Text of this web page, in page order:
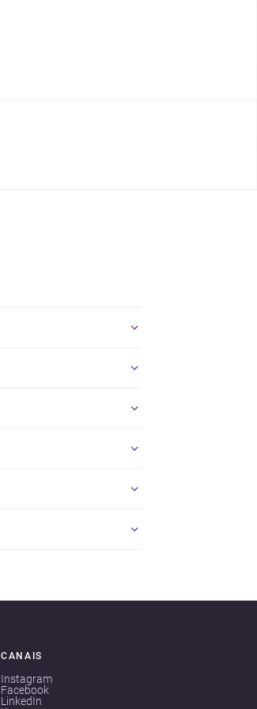
CANAIS
Instagram
Facebook
LinkedIn